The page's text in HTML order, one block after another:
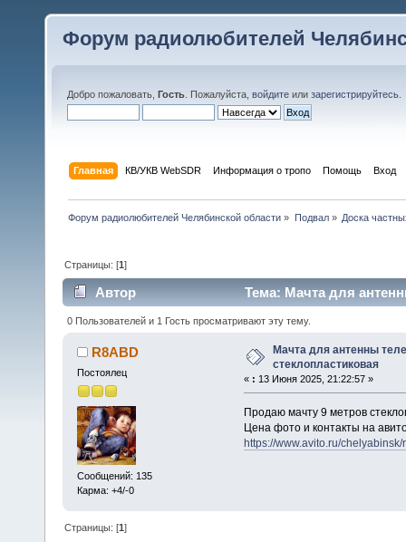
Форум радиолюбителей
Добро пожаловать, Гость . Пожалуйста, войдите или зарегистрируйтесь
Главная КВ/УКВ WebSDR Информация о тропо Помощь Вход
Форум радиолюбителей Челябинской области » Подвал» Доска
Страницы: [1]
Автор Тема: Мачта для
0 Пользователей и 1 Гость просматривают эту тему.
R8ABD
Постоялец
Сообщений: 135
Карма: +4/-0
Мачта для антенны
стеклопластиковая
« : 13 Июня 2025, 21:22:57 »
Продаю мачту 9 метров
Цена фото и контакты на
https://www.avito.ru/
Страницы: [1]